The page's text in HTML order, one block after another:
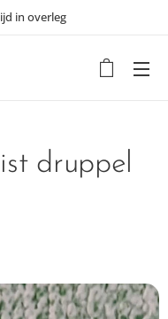
in overleg
druppel